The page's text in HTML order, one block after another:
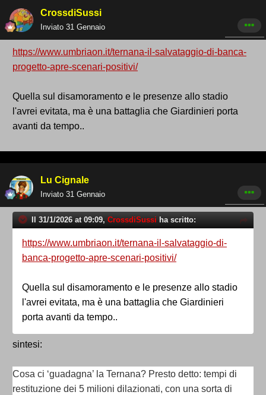
CrossdiSussi
Inviato 31 Gennaio
https://www.umbriaon.it/ternana-il-salvataggio-di-banca-
progetto-apre-scenari-positivi/
Quella sul disamoramento e le presenze allo stadio
l'avrei evitata, ma è una battaglia che Giardinieri porta
avanti da tempo..
Lu Cignale
Inviato 31 Gennaio
Il 31/1/2026 at 09:09, CrossdiSussi ha scritto:
https://www.umbriaon.it/ternana-il-salvataggio-di-
banca-progetto-apre-scenari-positivi/
Quella sul disamoramento e le presenze allo stadio
l'avrei evitata, ma è una battaglia che Giardinieri
porta avanti da tempo..
sintesi:
Cosa ci ‘guadagna’ la Ternana? Presto detto: tempi di
restituzione dei 5 milioni dilazionati, con una sorta di